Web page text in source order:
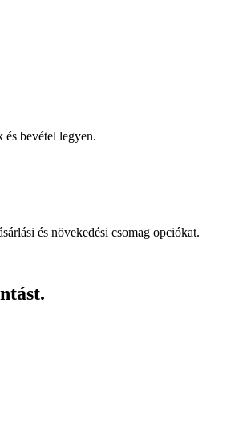
bevétel legyen.
és növekedési csomag opciókat.